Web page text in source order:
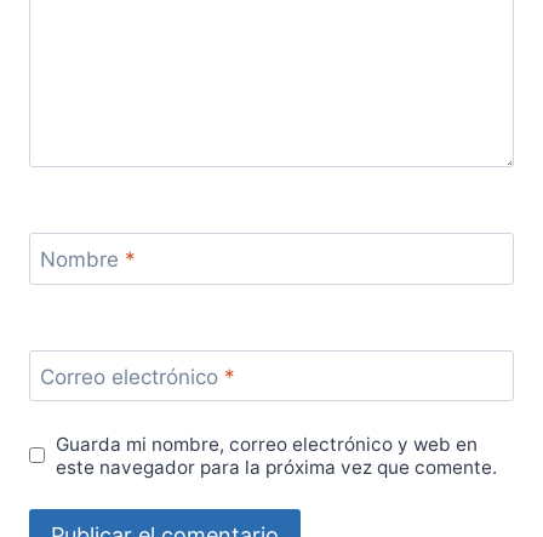
Nombre *
Correo electrónico *
Guarda mi nombre, correo electrónico y web en
este navegador para la próxima vez que comente.